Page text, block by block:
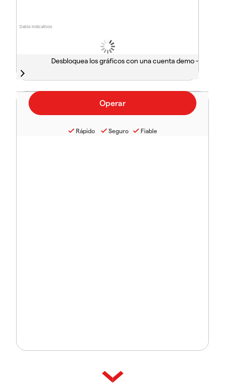
Datos indicativos
Desbloquea los gráficos con una cuenta demo -
Rápido Seguro Fiable